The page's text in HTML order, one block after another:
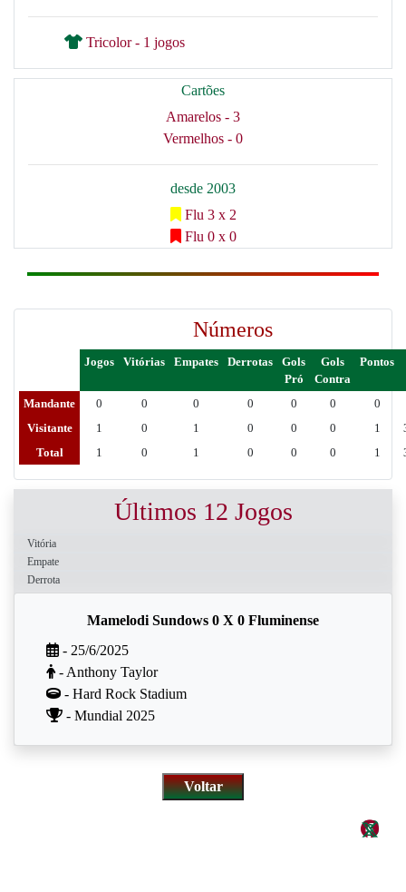
Tricolor - 1 jogos
Cartões
Amarelos - 3
Vermelhos - 0
desde 2003
Flu 3 x 2
Flu 0 x 0
Números
Jogos Vitórias Empates Derrotas
Gols
Pró
Gols
Contra
Pontos
Mandante 0 0 0 0 0 0
0
Visitante
1 0 1 0 0 0 1
Total
1 0 1 0 0 0 1
Últimos 12 Jogos
Vitória
Empate
Derrota
Mamelodi Sundows 0 X 0 Fluminense
- 25/6/2025
- Anthony Taylor
- Hard Rock Stadium
- Mundial 2025